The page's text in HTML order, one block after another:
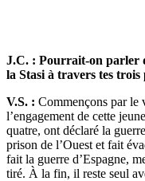
J.C. : Pourrait-on parler
la Stasi à travers tes trois
V.S. : Commençons par le
l’engagement de cette
quatre, ont déclaré la
prison de l’Ouest et fait
fait la guerre d’Espagne,
tiré. À la fin, il reste seul